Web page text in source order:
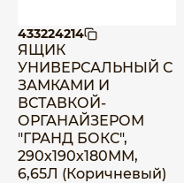
433224214
ЯЩИК
УНИВЕРСАЛЬНЫЙ С
ЗАМКАМИ И
ВСТАВКОЙ-
ОРГАНАЙЗЕРОМ
"ГРАНД БОКС",
290х190х180ММ,
6,65Л (Коричневый)